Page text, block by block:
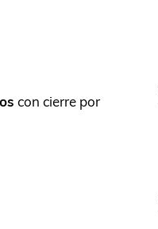
con cierre por